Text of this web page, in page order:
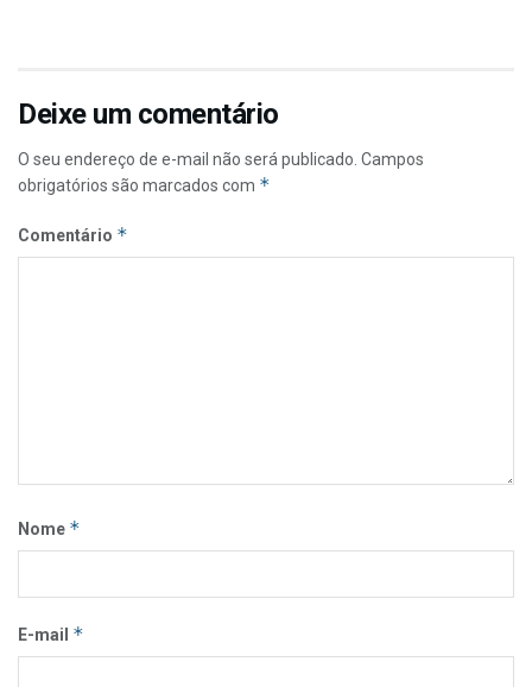
Deixe um comentário
O seu endereço de e-mail não será publicado. Campos
obrigatórios são marcados com *
Comentário *
Nome *
E-mail *